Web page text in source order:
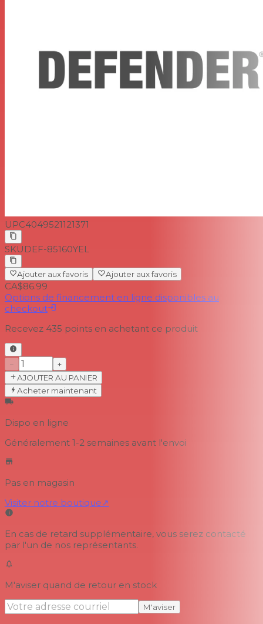
UPC4049521121371
SKU DEF-85160YEL
Ajouter aux favoris Ajouter aux favoris
CA$86.99
Options de financement en ligne disponibles au
checkout
Recevez 435 points en achetant ce produit
−
+
AJOUTER AU PANIER
Acheter maintenant
Dispo en ligne
Généralement 1-2 semaines avant l'envoi
Pas en magasin
Visiter notre boutique↗
En cas de retard supplémentaire, vous serez contacté
par l'un de nos représentants.
M'aviser quand de retour en stock
M'aviser